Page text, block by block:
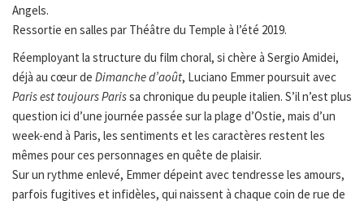
Angels.
Ressortie en salles par Théâtre du Temple à l’été 2019.
Réemployant la structure du film choral, si chère à Sergio Amidei,
déjà au cœur de Dimanche d’août, Luciano Emmer poursuit avec
Paris est toujours Parissa chronique du peuple italien. S’il n’est plus
question ici d’une journée passée sur la plage d’Ostie, mais d’un
week-end à Paris, les sentiments et les caractères restent les
mêmes pour ces personnages en quête de plaisir.
Sur un rythme enlevé, Emmer dépeint avec tendresse les amours,
parfois fugitives et infidèles, qui naissent à chaque coin de rue de